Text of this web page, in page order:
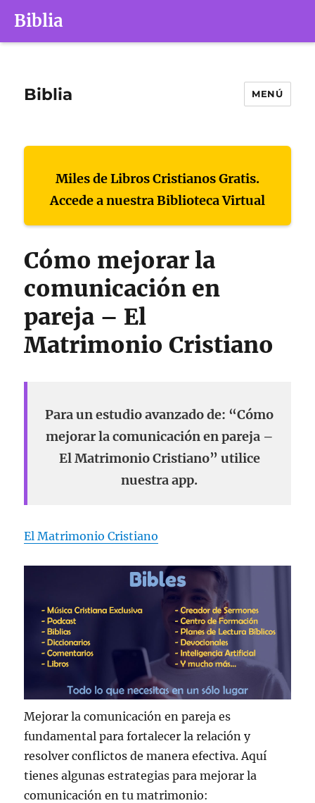
Biblia
Biblia MENÚ
Miles de Libros Cristianos Gratis.
Accede a nuestra Biblioteca Virtual
Cómo mejorar la
comunicación en
pareja – El
Matrimonio Cristiano
Para un estudio avanzado de: “Cómo
mejorar la comunicación en pareja –
El Matrimonio Cristiano” utilice
nuestra app.
El Matrimonio Cristiano
Mejorar la comunicación en pareja es
fundamental para fortalecer la relación y
resolver conflictos de manera efectiva. Aquí
tienes algunas estrategias para mejorar la
comunicación en tu matrimonio: